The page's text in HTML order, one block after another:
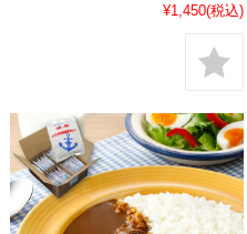
¥1,450(税込)